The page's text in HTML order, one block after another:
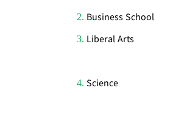
Business School
Liberal Arts
Science